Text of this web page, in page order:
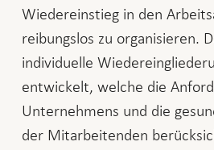
Wiedereinstieg in den
reibungslos zu organisieren.
individuelle
entwickelt, welche die
Unternehmens und die
der Mitarbeitenden